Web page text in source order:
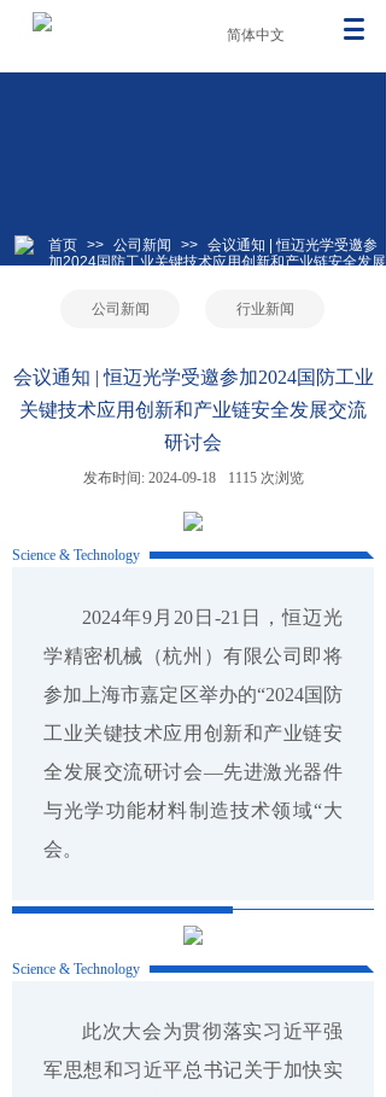
简体中文
首页 >> 公司新闻 >> 会议通知 | 恒迈光学受邀参
加2024国防工业关键技术应用创新和产业链安全发展
公司新闻
行业新闻
会议通知 | 恒迈光学受邀参加2024国防工业
关键技术应用创新和产业链安全发展交流
研讨会
发布时间: 2024-09-18 1115 次浏览
Science & Technology
2024年9月20日-21日，恒迈光
学精密机械（杭州）有限公司即将
参加上海市嘉定区举办的“2024国防
工业关键技术应用创新和产业链安
全发展交流研讨会—先进激光器件
与光学功能材料制造技术领域“大
会。
Science & Technology
此次大会为贯彻落实习近平强
军思想和习近平总书记关于加快实